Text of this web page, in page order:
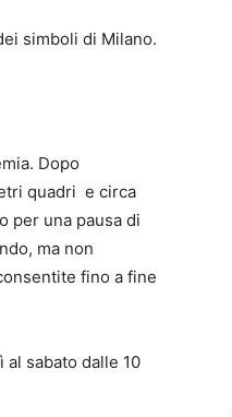
simboli di Milano.
Dopo
quadri e circa
per una pausa di
ma non
fino a fine
al sabato dalle 10